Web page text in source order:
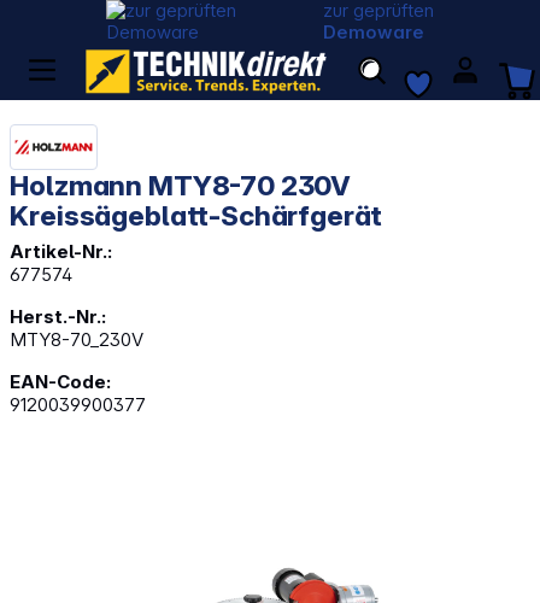
zur geprüften
Demoware
Holzmann MTY8-70 230V
Kreissägeblatt-Schärfgerät
Artikel-Nr.:
677574
Herst.-Nr.:
MTY8-70_230V
EAN-Code:
9120039900377